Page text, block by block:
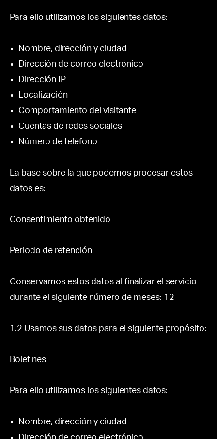
Para ello utilizamos los siguientes datos:
Nombre, dirección y ciudad
Dirección de correo electrónico
Dirección IP
Localización
Comportamiento del visitante
Cuentas de redes sociales
Número de teléfono
La base sobre la que podemos procesar estos
datos es:
Consentimiento obtenido
Periodo de retención
Conservamos estos datos al finalizar el servicio
durante el siguiente número de meses: 12
1.2 Usamos sus datos para el siguiente propósito:
Boletines
Para ello utilizamos los siguientes datos:
Nombre, dirección y ciudad